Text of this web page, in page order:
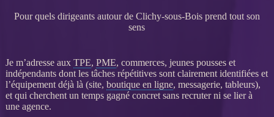
Pour quels dirigeants autour de Clichy-sous-Bois prend tout son
sens
Je m’adresse aux TPE, PME, commerces, jeunes pousses et
indépendants dont les tâches répétitives sont clairement identifiées et
l’équipement déjà là (site, boutique en ligne, messagerie, tableurs),
et qui cherchent un temps gagné concret sans recruter ni se lier à
une agence.